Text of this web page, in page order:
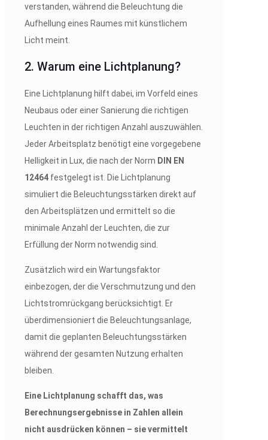
verstanden, während die Beleuchtung die
Aufhellung eines Raumes mit künstlichem
Licht meint.
2. Warum eine Lichtplanung?
Eine Lichtplanung hilft dabei, im Vorfeld eines
Neubaus oder einer Sanierung die richtigen
Leuchten in der richtigen Anzahl auszuwählen.
Jeder Arbeitsplatz benötigt eine vorgegebene
Helligkeit in Lux, die nach der Norm DIN EN
12464 festgelegt ist. Die Lichtplanung
simuliert die Beleuchtungsstärken direkt auf
den Arbeitsplätzen und ermittelt so die
minimale Anzahl der Leuchten, die zur
Erfüllung der Norm notwendig sind.
Zusätzlich wird ein Wartungsfaktor
einbezogen, der die Verschmutzung und den
Lichtstromrückgang berücksichtigt. Er
überdimensioniert die Beleuchtungsanlage,
damit die geplanten Beleuchtungsstärken
während der gesamten Nutzung erhalten
bleiben.
Eine Lichtplanung schafft das, was
Berechnungsergebnisse in Zahlen allein
nicht ausdrücken können – sie vermittelt